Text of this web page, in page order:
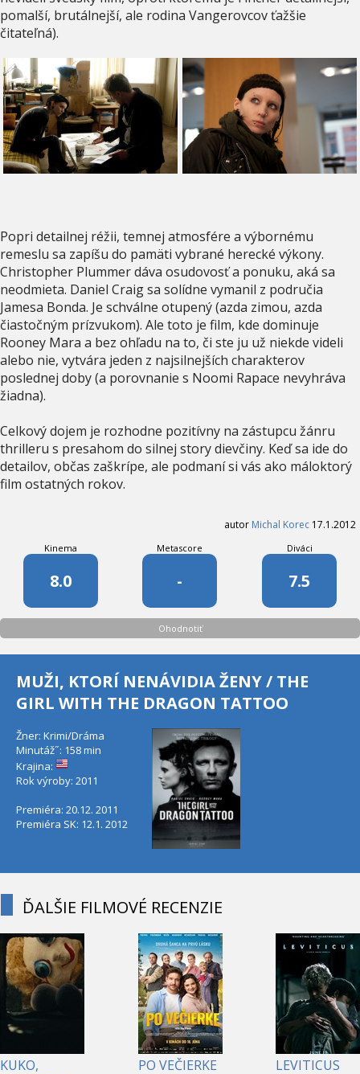
pomalší, brutálnejší, ale rodina Vangerovcov ťažšie
čitateľná).
Popri detailnej réžii, temnej atmosfére a výbornému
remeslu sa zapíšu do pamäti vybrané herecké výkony.
Christopher Plummer dáva osudovosť a ponuku, aká sa
neodmieta. Daniel Craig sa solídne vymanil z područia
Jamesa Bonda. Je schválne otupený (azda zimou, azda
čiastočným prízvukom). Ale toto je film, kde dominuje
Rooney Mara a bez ohľadu na to, či ste ju už niekde videli
alebo nie, vytvára jeden z najsilnejších charakterov
poslednej doby (a porovnanie s Noomi Rapace nevyhráva
žiadna).
Celkový dojem je rozhodne pozitívny na zástupcu žánru
thrilleru s presahom do silnej story dievčiny. Keď sa ide do
detailov, občas zaškrípe, ale podmaní si vás ako máloktorý
film ostatných rokov.
autor Michal Korec 17.1.2012
Kinema
8.0
Metascore
-
Diváci
7.5
Ohodnotiť
MUŽI, KTORÍ NENÁVIDIA ŽENY / THE
GIRL WITH THE DRAGON TATTOO
Žner: Krimi/Dráma
Minutáž˝: 158 min
Krajina:
Rok výroby: 2011
Premiéra: 20.12. 2011
Premiéra SK: 12.1. 2012
ĎALŠIE FILMOVÉ RECENZIE
KUKO,
PO VEČIERKE LEVITICUS